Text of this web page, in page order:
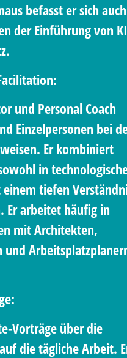
befasst er sich auch
der Einführung von KI
und Personal Coach
Einzelpersonen bei
Er kombiniert
in
tiefen
Er arbeitet häufig in
mit Architekten,
Vorträge über die
die tägliche Arbeit.